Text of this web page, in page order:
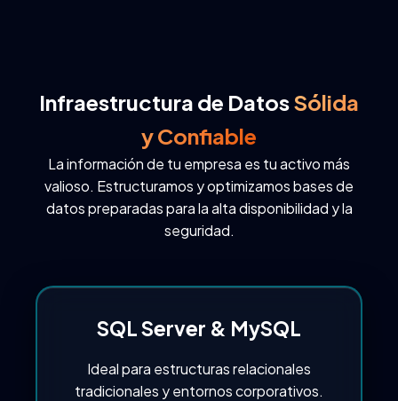
Infraestructura de DatosSólida
y Confiable
La información de tu empresa es tu activo más
valioso. Estructuramos y optimizamos bases de
datos preparadas para la alta disponibilidad y la
seguridad.
SQL Server & MySQL
Ideal para estructuras relacionales
tradicionales y entornos corporativos.